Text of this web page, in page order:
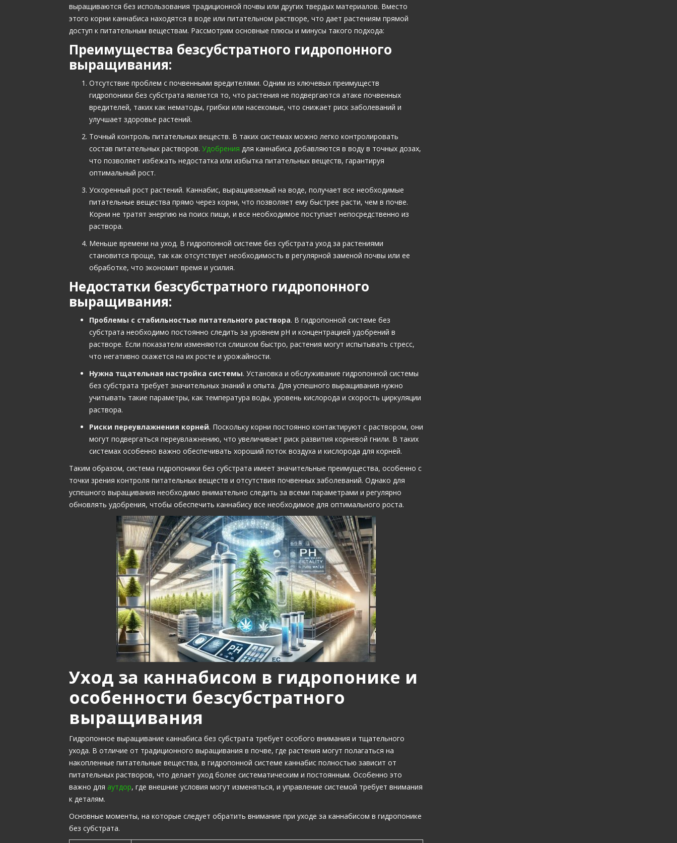
выращиваются без использования традиционной почвы или других твердых материалов. Вместо
этого корни каннабиса находятся в воде или питательном растворе, что дает растениям прямой
доступ к питательным веществам. Рассмотрим основные плюсы и минусы такого подхода:
Преимущества безсубстратного гидропонного
выращивания:
Отсутствие проблем с почвенными вредителями. Одним из ключевых преимуществ
гидропоники без субстрата является то, что растения не подвергаются атаке почвенных
вредителей, таких как нематоды, грибки или насекомые, что снижает риск заболеваний и
улучшает здоровье растений.
Точный контроль питательных веществ. В таких системах можно легко контролировать
состав питательных растворов. Удобрения для каннабиса добавляются в воду в точных дозах,
что позволяет избежать недостатка или избытка питательных веществ, гарантируя
оптимальный рост.
Ускоренный рост растений. Каннабис, выращиваемый на воде, получает все необходимые
питательные вещества прямо через корни, что позволяет ему быстрее расти, чем в почве.
Корни не тратят энергию на поиск пищи, и все необходимое поступает непосредственно из
раствора.
Меньше времени на уход. В гидропонной системе без субстрата уход за растениями
становится проще, так как отсутствует необходимость в регулярной заменой почвы или ее
обработке, что экономит время и усилия.
Недостатки безсубстратного гидропонного
выращивания:
Проблемы с стабильностью питательного раствора. В гидропонной системе без
субстрата необходимо постоянно следить за уровнем pH и концентрацией удобрений в
растворе. Если показатели изменяются слишком быстро, растения могут испытывать стресс,
что негативно скажется на их росте и урожайности.
Нужна тщательная настройка системы. Установка и обслуживание гидропонной системы
без субстрата требует значительных знаний и опыта. Для успешного выращивания нужно
учитывать такие параметры, как температура воды, уровень кислорода и скорость циркуляции
раствора.
Риски переувлажнения корней. Поскольку корни постоянно контактируют с раствором, они
могут подвергаться переувлажнению, что увеличивает риск развития корневой гнили. В таких
системах особенно важно обеспечивать хороший поток воздуха и кислорода для корней.
Таким образом, система гидропоники без субстрата имеет значительные преимущества, особенно с
точки зрения контроля питательных веществ и отсутствия почвенных заболеваний. Однако для
успешного выращивания необходимо внимательно следить за всеми параметрами и регулярно
обновлять удобрения, чтобы обеспечить каннабису все необходимое для оптимального роста.
Уход за каннабисом в гидропонике и
особенности безсубстратного
выращивания
Гидропонное выращивание каннабиса без субстрата требует особого внимания и тщательного
ухода. В отличие от традиционного выращивания в почве, где растения могут полагаться на
накопленные питательные вещества, в гидропонной системе каннабис полностью зависит от
питательных растворов, что делает уход более систематическим и постоянным. Особенно это
важно для аутдор, где внешние условия могут изменяться, и управление системой требует внимания
к деталям.
Основные моменты, на которые следует обратить внимание при уходе за каннабисом в гидропонике
без субстрата.